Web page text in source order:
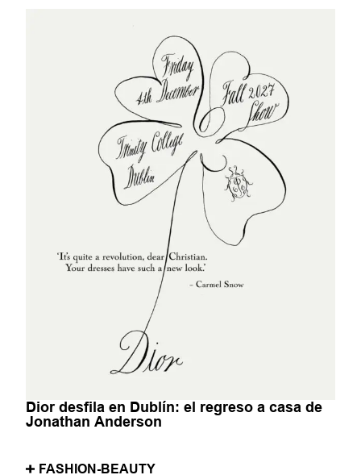
Dior desfila en Dublín: el regreso a casa de
Jonathan Anderson
FASHION-BEAUTY